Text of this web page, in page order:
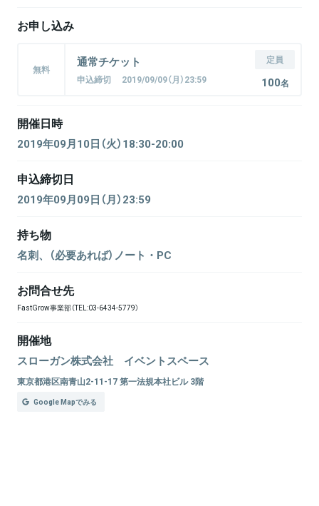
お申し込み
無料 通常チケット
申込締切 2019/09/09（月）23:59
定員
100名
開催日時
2019年09月10日（火）18:30-20:00
申込締切日
2019年09月09日（月）23:59
持ち物
名刺、（必要あれば）ノート・PC
お問合せ先
FastGrow事業部（TEL:03-6434-5779）
開催地
スローガン株式会社 イベントスペース
東京都港区南青山2-11-17 第一法規本社ビル 3階
Google Mapでみる